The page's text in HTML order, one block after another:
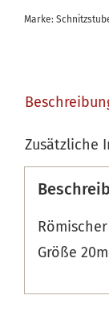
Marke:
Zusätzliche
Größe